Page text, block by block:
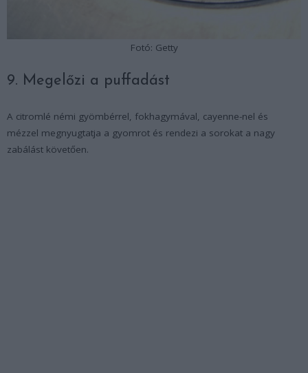
Fotó: Getty
9. Megelőzi a puffadást
A citromlé némi gyömbérrel, fokhagymával, cayenne-nel és
mézzel megnyugtatja a gyomrot és rendezi a sorokat a nagy
zabálást követően.